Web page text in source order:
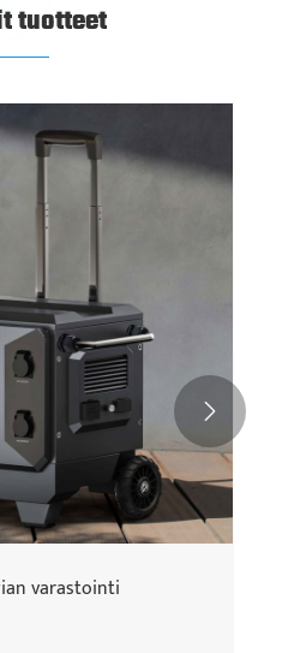
tuotteet
varastointi
